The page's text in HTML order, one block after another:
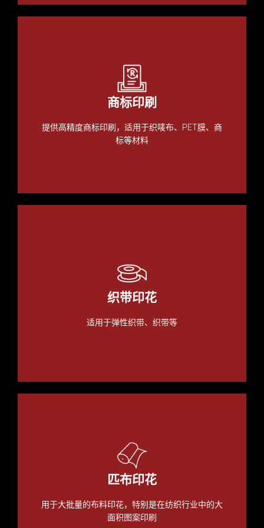
商标印刷
提供高精度商标印刷，适用于织唛布、PET膜、商
标等材料
织带印花
适用于弹性织带、织带等
匹布印花
用于大批量的布料印花，特别是在纺织行业中的大
面积图案印刷